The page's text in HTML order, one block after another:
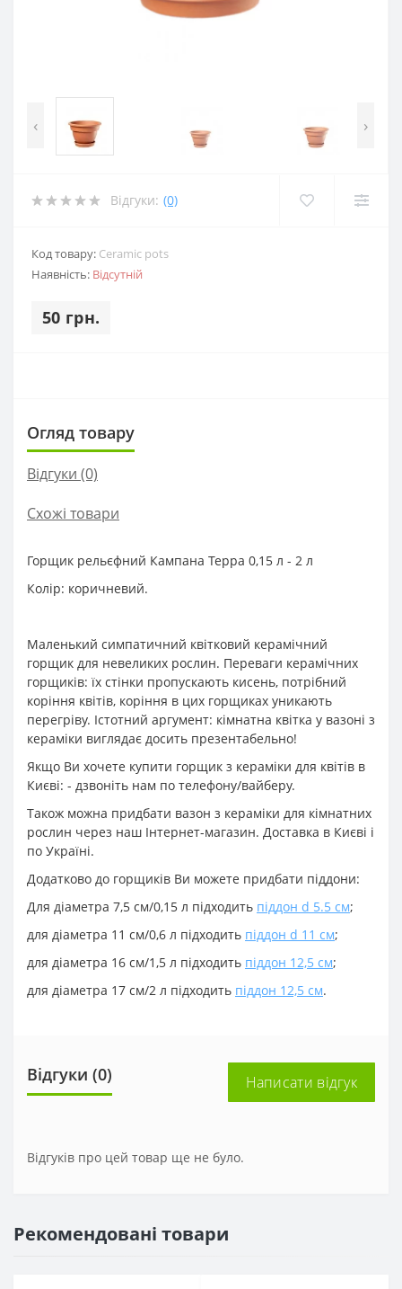
‹ ›
Відгуки: (0)
Код товару: Ceramic pots
Наявність: Відсутній
50 грн.
Огляд товару
Відгуки (0)
Схожі товари
Горщик рельєфний Кампана Терра 0,15 л - 2 л
Колір: коричневий.
Маленький симпатичний квітковий керамічний
горщик для невеликих рослин. Переваги керамічних
горщиків: їх стінки пропускають кисень, потрібний
коріння квітів, коріння в цих горщиках уникають
перегріву. Істотний аргумент: кімнатна квітка у вазоні з
кераміки виглядає досить презентабельно!
Якщо Ви хочете купити горщик з кераміки для квітів в
Києві: - дзвоніть нам по телефону/вайберу.
Також можна придбати вазон з кераміки для кімнатних
рослин через наш Інтернет-магазин. Доставка в Києві і
по Україні.
Додатково до горщиків Ви можете придбати піддони:
Для діаметра 7,5 см/0,15 л підходить піддон d 5.5 см;
для діаметра 11 см/0,6 л підходить піддон d 11 см;
для діаметра 16 см/1,5 л підходить піддон 12,5 см;
для діаметра 17 см/2 л підходить піддон 12,5 см.
Відгуки (0) Написати відгук
Відгуків про цей товар ще не було.
Рекомендовані товари